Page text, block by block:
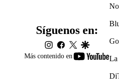
Más contenido en
Síguenos en:
instagram
facebook
twittergoogle
La